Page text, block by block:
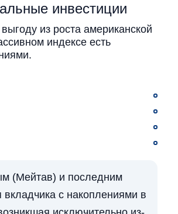
инвестиции
из роста американской
индексе есть
(Мейтав) и последним
вкладчика с накоплениями в